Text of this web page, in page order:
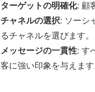
ターゲットの明確化: 顧
チャネルの選択: ソーシ
るチャネルを選びます。
メッセージの一貫性: す
客に強い印象を与えます